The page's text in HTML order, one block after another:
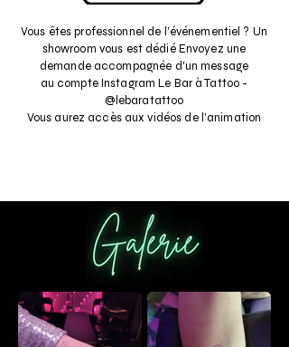
Vous êtes professionnel de l'événementiel ? Un
showroom vous est dédié Envoyez une
demande accompagnée d'un message
au compte Instagram Le Bar à Tattoo -
@lebaratattoo
Vous aurez accès aux vidéos de l'animation